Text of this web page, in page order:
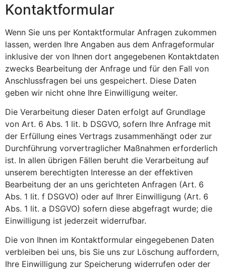
Kontaktformular
Wenn Sie uns per Kontaktformular Anfragen zukommen
lassen, werden Ihre Angaben aus dem Anfrageformular
inklusive der von Ihnen dort angegebenen Kontaktdaten
zwecks Bearbeitung der Anfrage und für den Fall von
Anschlussfragen bei uns gespeichert. Diese Daten
geben wir nicht ohne Ihre Einwilligung weiter.
Die Verarbeitung dieser Daten erfolgt auf Grundlage
von Art. 6 Abs. 1 lit. b DSGVO, sofern Ihre Anfrage mit
der Erfüllung eines Vertrags zusammenhängt oder zur
Durchführung vorvertraglicher Maßnahmen erforderlich
ist. In allen übrigen Fällen beruht die Verarbeitung auf
unserem berechtigten Interesse an der effektiven
Bearbeitung der an uns gerichteten Anfragen (Art. 6
Abs. 1 lit. f DSGVO) oder auf Ihrer Einwilligung (Art. 6
Abs. 1 lit. a DSGVO) sofern diese abgefragt wurde; die
Einwilligung ist jederzeit widerrufbar.
Die von Ihnen im Kontaktformular eingegebenen Daten
verbleiben bei uns, bis Sie uns zur Löschung auffordern,
Ihre Einwilligung zur Speicherung widerrufen oder der